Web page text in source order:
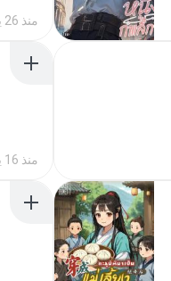
منذ 26 يومًا
منذ 16 يومًا